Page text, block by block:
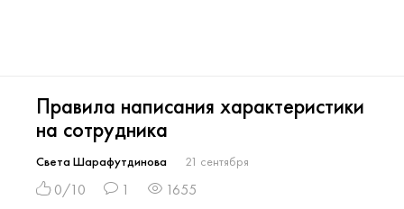
Правила написания характеристики
на сотрудника
Света Шарафутдинова 21 сентября
0/10 1 1655